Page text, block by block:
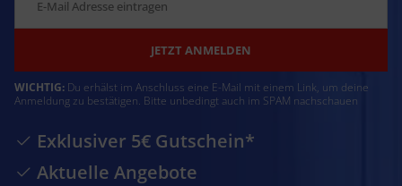
JETZT ANMELDEN
WICHTIG: Du erhälst im Anschluss eine E-Mail mit einem Link, um deine
Anmeldung zu bestätigen. Bitte unbedingt auch im SPAM nachschauen
Exklusiver 5€ Gutschein*
Aktuelle Angebote